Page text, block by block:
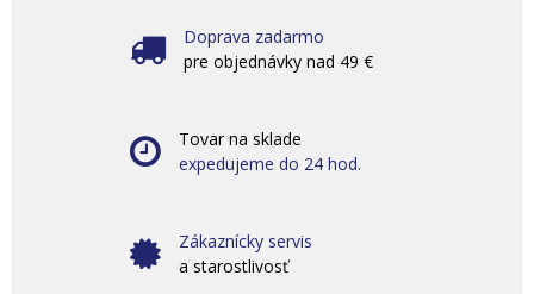
Doprava zadarmo
pre objednávky nad 49 €
Tovar na sklade
expedujeme do 24 hod.
Zákaznícky servis
a starostlivosť